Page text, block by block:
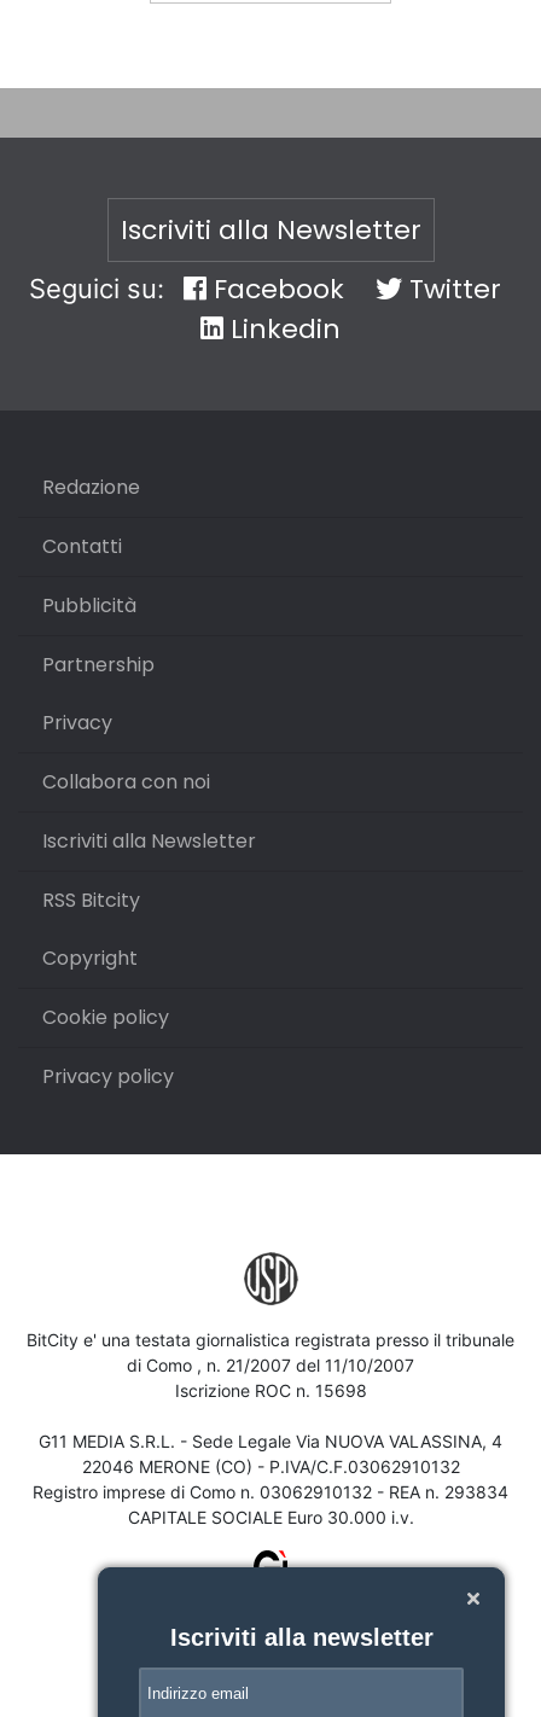
Iscriviti alla Newsletter
Seguici su: Facebook
Twitter
Linkedin
Redazione
Contatti
Pubblicità
Partnership
Privacy
Collabora con noi
Iscriviti alla Newsletter
RSS Bitcity
Copyright
Cookie policy
Privacy policy
BitCity e' una testata giornalistica registrata presso il tribunale
di Como , n. 21/2007 del 11/10/2007
Iscrizione ROC n. 15698
G11 MEDIA S.R.L. - Sede Legale Via NUOVA VALASSINA, 4
22046 MERONE (CO) - P.IVA/C.F.03062910132
Registro imprese di Como n. 03062910132 - REA n. 293834
CAPITALE SOCIALE Euro 30.000 i.v.
Iscriviti alla newsletter